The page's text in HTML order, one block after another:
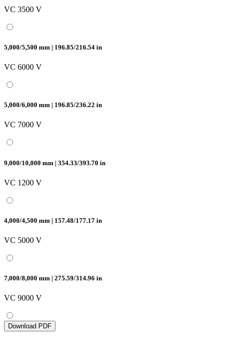
VC 3500 V
5,000/5,500 mm | 196.85/216.54 in
VC 6000 V
5,000/6,000 mm | 196.85/236.22 in
VC 7000 V
9,000/10,000 mm | 354.33/393.70 in
VC 1200 V
4,000/4,500 mm | 157.48/177.17 in
VC 5000 V
7,000/8,000 mm | 275.59/314.96 in
VC 9000 V
Download PDF